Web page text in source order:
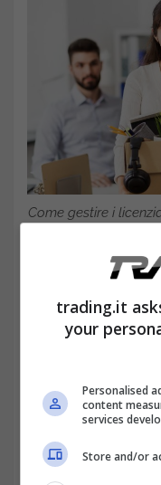
Come gestire i
trading.it
your
Personalised
content
services
Store and/or